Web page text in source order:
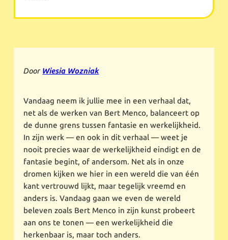
Door Wiesia Wozniak
Vandaag neem ik jullie mee in een verhaal dat,
net als de werken van Bert Menco, balanceert op
de dunne grens tussen fantasie en werkelijkheid.
In zijn werk — en ook in dit verhaal — weet je
nooit precies waar de werkelijkheid eindigt en de
fantasie begint, of andersom. Net als in onze
dromen kijken we hier in een wereld die van één
kant vertrouwd lijkt, maar tegelijk vreemd en
anders is. Vandaag gaan we even de wereld
beleven zoals Bert Menco in zijn kunst probeert
aan ons te tonen — een werkelijkheid die
herkenbaar is, maar toch anders.